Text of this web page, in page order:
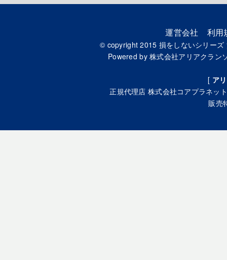
運営会社 利用
© copyright 2015 損をしないシリー
Powered by株式会社アリアクラン
[ ア
正規代理店 株式会社コアプラネッ
販売